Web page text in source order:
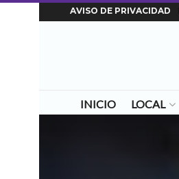
AVISO DE PRIVACIDAD
INICIO LOCAL